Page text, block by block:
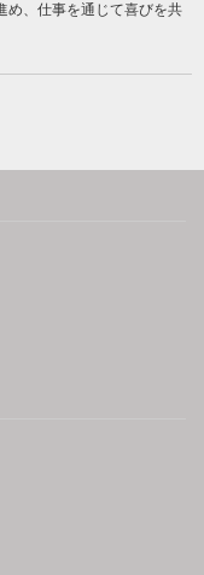
め、仕事を通じて喜びを共